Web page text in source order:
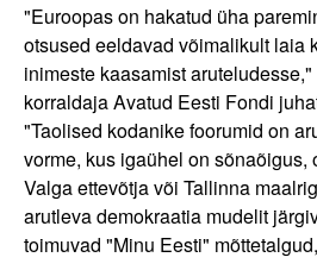
"Euroopas on hakatud üha
otsused eeldavad võimalikult laia
inimeste kaasamist
korraldaja Avatud Eesti Fondi
"Taolised kodanike foorumid on
vorme, kus igaühel on sõnaõigus,
Valga ettevõtja või Tallinna
arutleva demokraatia mudelit
toimuvad "Minu Eesti"